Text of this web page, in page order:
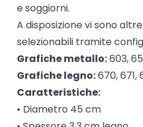
e soggiorni.
A disposizione vi sono
selezionabili tramite
Grafiche metallo:603,
Grafiche legno:670, 671,
Caratteristiche:
• Diametro 45 cm